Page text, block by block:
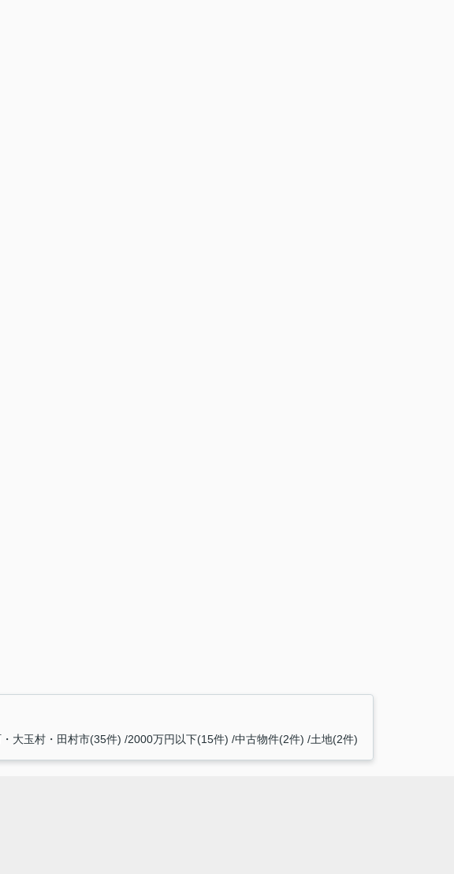
大玉村・田村市(35件) 2000万円以下(15件) 中古物件(2件) 土地(2件)